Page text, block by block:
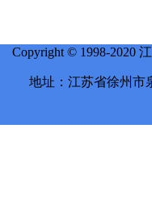
Copyright © 1998-2020
地址：江苏省徐州市